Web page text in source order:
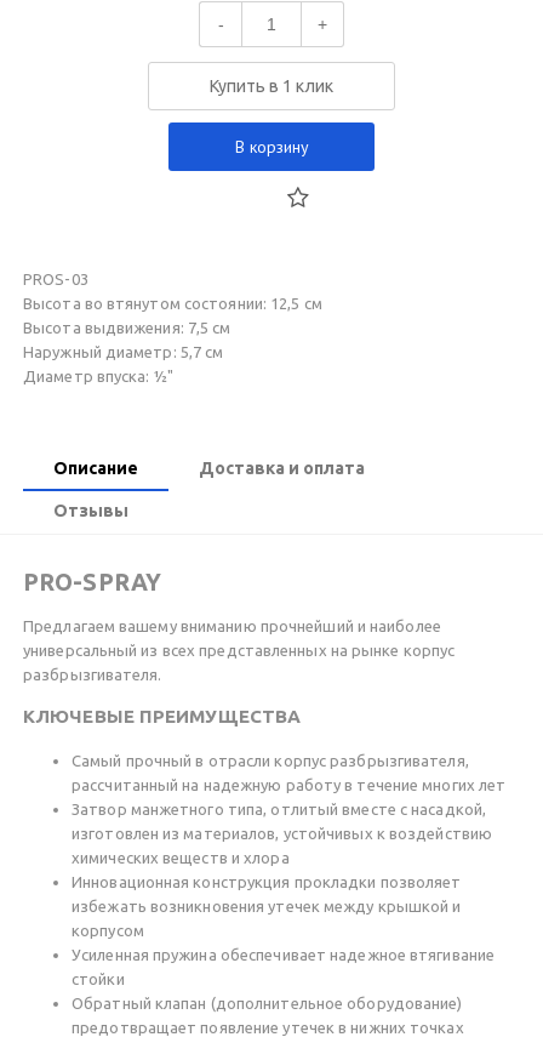
- +
Купить в 1 клик
В корзину
PROS-03
Высота во втянутом состоянии: 12,5 см
Высота выдвижения: 7,5 см
Наружный диаметр: 5,7 см
Диаметр впуска: ½"
Описание Доставка и оплата
Отзывы
PRO-SPRAY
Предлагаем вашему вниманию прочнейший и наиболее
универсальный из всех представленных на рынке корпус
разбрызгивателя.
КЛЮЧЕВЫЕ ПРЕИМУЩЕСТВА
Самый прочный в отрасли корпус разбрызгивателя,
рассчитанный на надежную работу в течение многих лет
Затвор манжетного типа, отлитый вместе с насадкой,
изготовлен из материалов, устойчивых к воздействию
химических веществ и хлора
Инновационная конструкция прокладки позволяет
избежать возникновения утечек между крышкой и
корпусом
Усиленная пружина обеспечивает надежное втягивание
стойки
Обратный клапан (дополнительное оборудование)
предотвращает появление утечек в нижних точках